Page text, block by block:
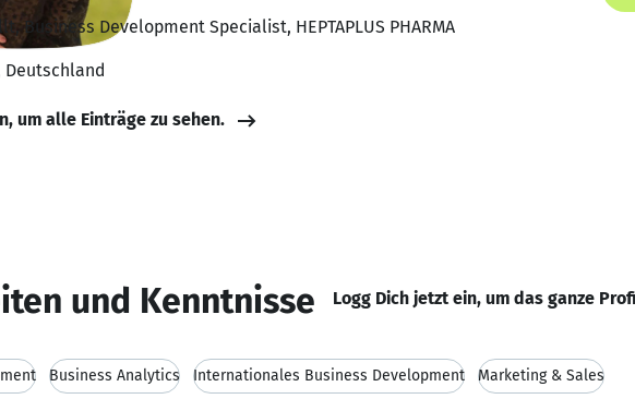
Business Development Specialist, HEPTAPLUS PHARMA
Deutschland
um alle Einträge zu sehen.
und Kenntnisse Logg Dich jetzt ein, um das ganze
Business Analytics Internationales Business Development Marketing & Sales